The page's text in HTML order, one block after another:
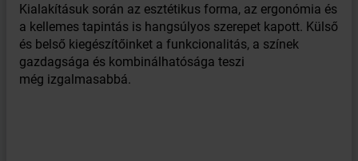
Kialakításuk során az esztétikus forma, az ergonómia és
a kellemes tapintás is hangsúlyos szerepet kapott. Külső
és belső kiegészítőinket a funkcionalitás, a színek
gazdagsága és kombinálhatósága teszi
még izgalmasabbá.